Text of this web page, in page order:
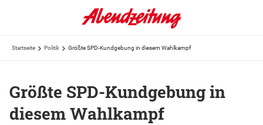
Startseite Politik Größte SPD-Kundgebung in diesem Wahlkampf
Größte SPD-Kundgebung in
diesem Wahlkampf